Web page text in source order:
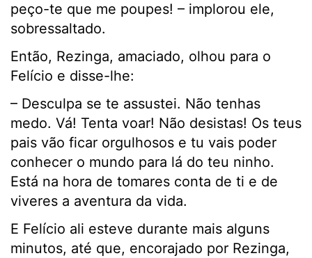
peço-te que me poupes! – implorou ele,
sobressaltado.
Então, Rezinga, amaciado, olhou para o
Felício e disse-lhe:
– Desculpa se te assustei. Não tenhas
medo. Vá! Tenta voar! Não desistas! Os teus
pais vão ficar orgulhosos e tu vais poder
conhecer o mundo para lá do teu ninho.
Está na hora de tomares conta de ti e de
viveres a aventura da vida.
E Felício ali esteve durante mais alguns
minutos, até que, encorajado por Rezinga,